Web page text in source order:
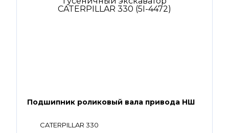
Подшипник роликовый вала привода НШ
CATERPILLAR 330